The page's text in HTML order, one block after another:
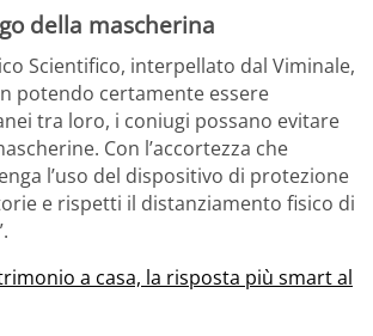
della mascherina
Scientifico, interpellato dal Viminale,
potendo certamente essere
tra loro, i coniugi possano evitare
Con l’accortezza che
l’uso del dispositivo di protezione
e rispetti il distanziamento fisico di
a casa, la risposta più smart al